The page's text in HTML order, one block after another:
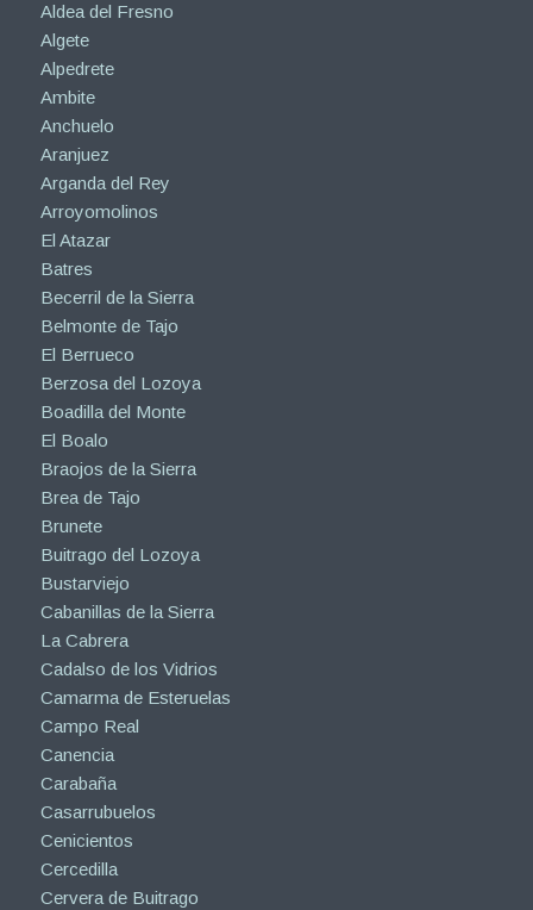
Aldea del Fresno
Algete
Alpedrete
Ambite
Anchuelo
Aranjuez
Arganda del Rey
Arroyomolinos
El Atazar
Batres
Becerril de la Sierra
Belmonte de Tajo
El Berrueco
Berzosa del Lozoya
Boadilla del Monte
El Boalo
Braojos de la Sierra
Brea de Tajo
Brunete
Buitrago del Lozoya
Bustarviejo
Cabanillas de la Sierra
La Cabrera
Cadalso de los Vidrios
Camarma de Esteruelas
Campo Real
Canencia
Carabaña
Casarrubuelos
Cenicientos
Cercedilla
Cervera de Buitrago